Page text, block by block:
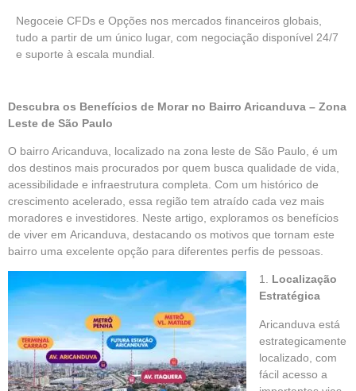
Negoceie CFDs e Opções nos mercados financeiros globais,
tudo a partir de um único lugar, com negociação disponível 24/7
e suporte à escala mundial.
Descubra os Benefícios de Morar no Bairro Aricanduva – Zona
Leste de São Paulo
O bairro Aricanduva, localizado na zona leste de São Paulo, é um
dos destinos mais procurados por quem busca qualidade de vida,
acessibilidade e infraestrutura completa. Com um histórico de
crescimento acelerado, essa região tem atraído cada vez mais
moradores e investidores. Neste artigo, exploramos os benefícios
de viver em Aricanduva, destacando os motivos que tornam este
bairro uma excelente opção para diferentes perfis de pessoas.
1. Localização
Estratégica
Aricanduva está
estrategicamente
localizado, com
fácil acesso a